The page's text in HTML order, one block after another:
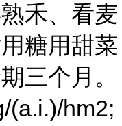
禾、看麦
糖用甜菜
三个月。
(a.i.)/hm2;